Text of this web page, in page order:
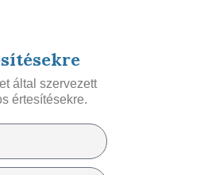
által szervezett
értesítésekre.